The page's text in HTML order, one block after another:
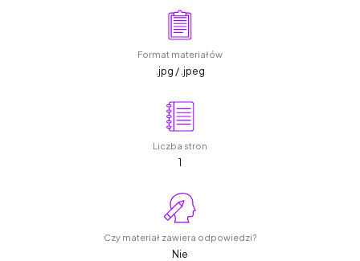
Format materiałów
.jpg / .jpeg
Liczba stron
1
Czy materiał zawiera odpowiedzi?
Nie